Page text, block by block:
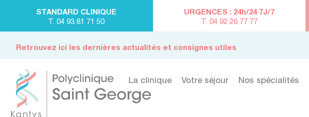
STANDARD CLINIQUE
T. 04 93 81 71 50
URGENCES : 24h/24 7J/7
T. 04 92 26 77 77
Retrouvez ici les dernières actualités et consignes utiles
La clinique Votre séjour Nos spécialités